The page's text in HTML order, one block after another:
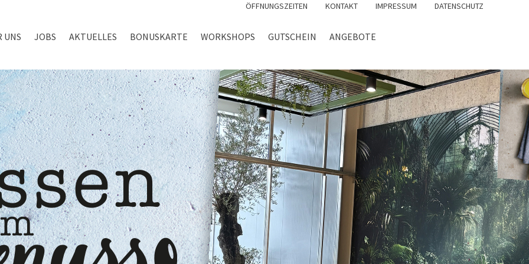
ÖFFNUNGSZEITEN KONTAKT IMPRESSUM DATENSCHUTZ
UNS JOBS AKTUELLES BONUSKARTE WORKSHOPS GUTSCHEIN ANGEBOTE